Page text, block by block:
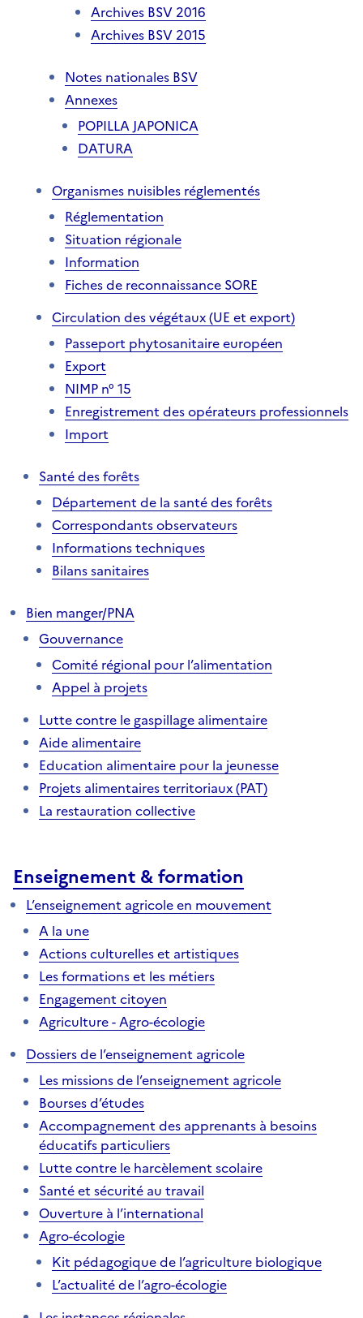
Archives BSV 2016
Archives BSV 2015
Notes nationales BSV
Annexes
POPILLA JAPONICA
DATURA
Organismes nuisibles réglementés
Réglementation
Situation régionale
Information
Fiches de reconnaissance SORE
Circulation des végétaux (UE et export)
Passeport phytosanitaire européen
Export
NIMP n° 15
Enregistrement des opérateurs professionnels
Import
Santé des forêts
Département de la santé des forêts
Correspondants observateurs
Informations techniques
Bilans sanitaires
Bien manger/PNA
Gouvernance
Comité régional pour l’alimentation
Appel à projets
Lutte contre le gaspillage alimentaire
Aide alimentaire
Education alimentaire pour la jeunesse
Projets alimentaires territoriaux (PAT)
La restauration collective
Enseignement & formation
L’enseignement agricole en mouvement
A la une
Actions culturelles et artistiques
Les formations et les métiers
Engagement citoyen
Agriculture - Agro-écologie
Dossiers de l’enseignement agricole
Les missions de l’enseignement agricole
Bourses d’études
Accompagnement des apprenants à besoins
éducatifs particuliers
Lutte contre le harcèlement scolaire
Santé et sécurité au travail
Ouverture à l’international
Agro-écologie
Kit pédagogique de l’agriculture biologique
L’actualité de l’agro-écologie